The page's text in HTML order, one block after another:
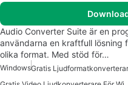
Audio Converter Suite är en
användarna en kraftfull lösning
olika format. Med stöd för…
Windows